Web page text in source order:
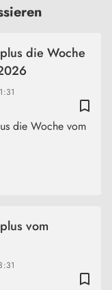
bookmark_border
die Woche
die Woche vom
bookmark_border
vom